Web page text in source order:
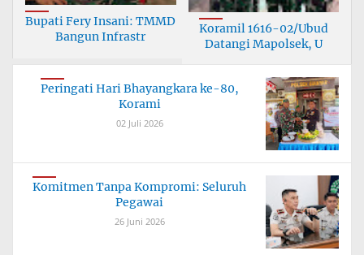
Bupati Fery Insani: TMMD
Bangun Infrastr
Koramil 1616-02/Ubud
Datangi Mapolsek, U
Peringati Hari Bhayangkara ke-80,
Korami
02 Juli 2026
Komitmen Tanpa Kompromi: Seluruh
Pegawai
26 Juni 2026